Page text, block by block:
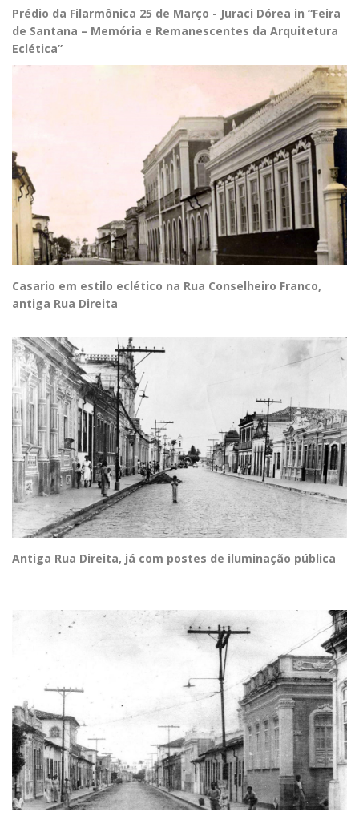
Prédio da Filarmônica 25 de Março - Juraci Dórea in “Feira
de Santana – Memória e Remanescentes da Arquitetura
Eclética”
Casario em estilo eclético na Rua Conselheiro Franco,
antiga Rua Direita
Antiga Rua Direita, já com postes de iluminação pública